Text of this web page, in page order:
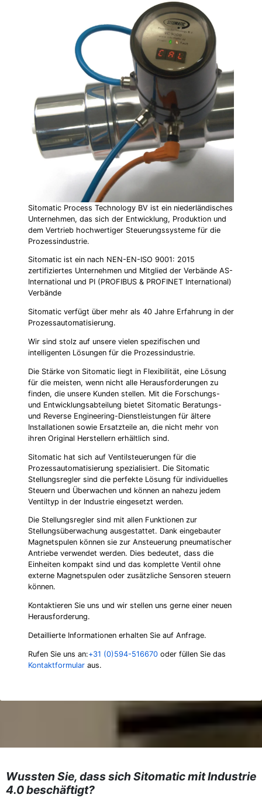
Sitomatic Process Technology BV ist ein niederländisches
Unternehmen, das sich der Entwicklung, Produktion und
dem Vertrieb hochwertiger Steuerungssysteme für die
Prozessindustrie.
Sitomatic ist ein nach NEN-EN-ISO 9001: 2015
zertifiziertes Unternehmen und Mitglied der Verbände AS-
International und PI (PROFIBUS & PROFINET International)
Verbände
Sitomatic verfügt über mehr als 40 Jahre Erfahrung in der
Prozessautomatisierung.
Wir sind stolz auf unsere vielen spezifischen und
intelligenten Lösungen für die Prozessindustrie.
Die Stärke von Sitomatic liegt in Flexibilität, eine Lösung
für die meisten, wenn nicht alle Herausforderungen zu
finden, die unsere Kunden stellen. Mit die Forschungs-
und Entwicklungsabteilung bietet Sitomatic Beratungs-
und Reverse Engineering-Dienstleistungen für ältere
Installationen sowie Ersatzteile an, die nicht mehr von
ihren Original Herstellern erhältlich sind.
Sitomatic hat sich auf Ventilsteuerungen für die
Prozessautomatisierung spezialisiert. Die Sitomatic
Stellungsregler sind die perfekte Lösung für individuelles
Steuern und Überwachen und können an nahezu jedem
Ventiltyp in der Industrie eingesetzt werden.
Die Stellungsregler sind mit allen Funktionen zur
Stellungsüberwachung ausgestattet. Dank eingebauter
Magnetspulen können sie zur Ansteuerung pneumatischer
Antriebe verwendet werden. Dies bedeutet, dass die
Einheiten kompakt sind und das komplette Ventil ohne
externe Magnetspulen oder zusätzliche Sensoren steuern
können.
Kontaktieren Sie uns und wir stellen uns gerne einer neuen
Herausforderung.
Detaillierte Informationen erhalten Sie auf Anfrage.
Rufen Sie uns an:+31 (0)594-516670oder füllen Sie das
Kontaktformularaus.
Wussten Sie, dass sich Sitomatic mit Industrie
4.0 beschäftigt?